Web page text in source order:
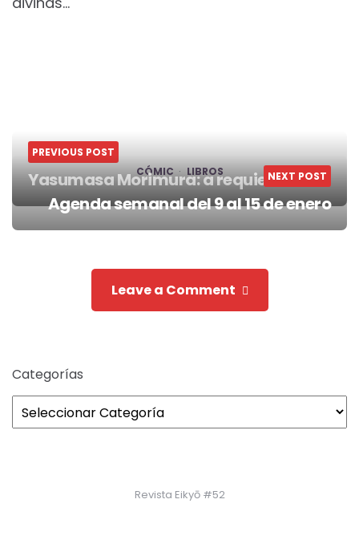
CÓMIC LIBROS
Post
navigation
PREVIOUS POST
Yasumasa Morimura: a requiemNEXT POST
Agenda semanal del 9 al 15 de enero
Leave a Comment
Categorías
Revista Eikyō #52